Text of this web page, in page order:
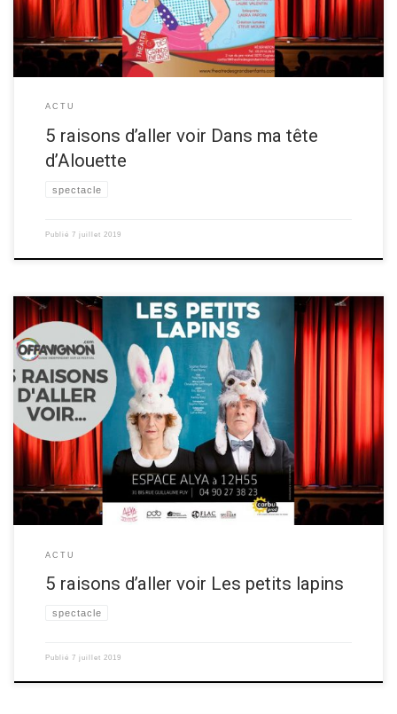
ACTU
5 raisons d’aller voir Dans ma tête
d’Alouette
spectacle
Publié 7 juillet 2019
Thomas Fustec, un spectateur de la pièce présentée dans cet article,
vous donne ses 5 raisons d’aller voir la pièce de comédie “Les petits
lapins“, au festival OFF d’Avignon 2019! Découvrez les raisons d’aller
voir ce spectacle ci-dessous ▼ Les 5 raisons de voir “Les petits lapins”
Raison 1 C’est […]
ACTU
5 raisons d’aller voir Les petits lapins
spectacle
Publié 7 juillet 2019